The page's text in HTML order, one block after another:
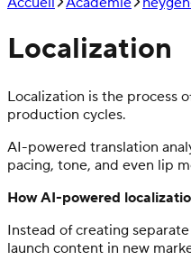
Localization
Localization is the process
production cycles.
AI-powered translation
pacing, tone, and even lip
How AI-powered
Instead of creating
launch content in new